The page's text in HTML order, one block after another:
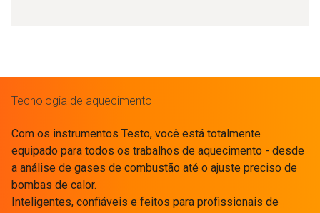
Tecnologia de aquecimento
Com os instrumentos Testo, você está totalmente
equipado para todos os trabalhos de aquecimento - desde
a análise de gases de combustão até o ajuste preciso de
bombas de calor.
Inteligentes, confiáveis e feitos para profissionais de